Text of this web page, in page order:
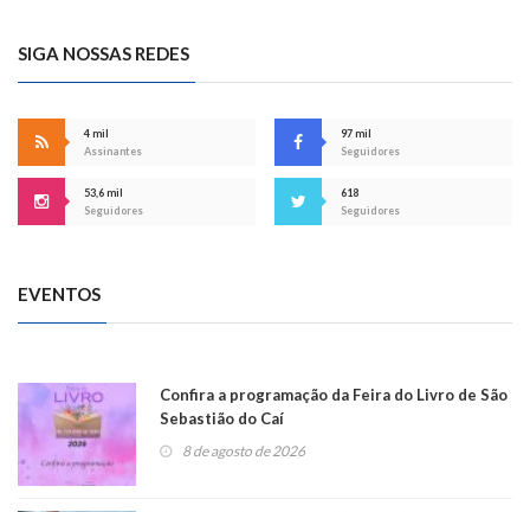
SIGA NOSSAS REDES
4 mil
Assinantes
97 mil
Seguidores
53,6 mil
Seguidores
618
Seguidores
EVENTOS
Confira a programação da Feira do Livro de São
Sebastião do Caí
8 de agosto de 2026